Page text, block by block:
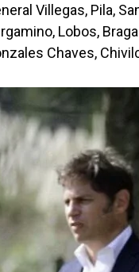
Villegas, Pila,
Lobos,
Chaves,